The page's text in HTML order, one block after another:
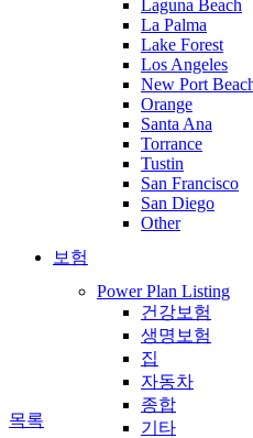
Laguna Beach
La Palma
Lake Forest
Los Angeles
New Port
Orange
Santa Ana
Torrance
Tustin
San Francisco
San Diego
Other
보험
Power Plan Listing
건강보험
생명보험
집
자동차
종합
기타
목록